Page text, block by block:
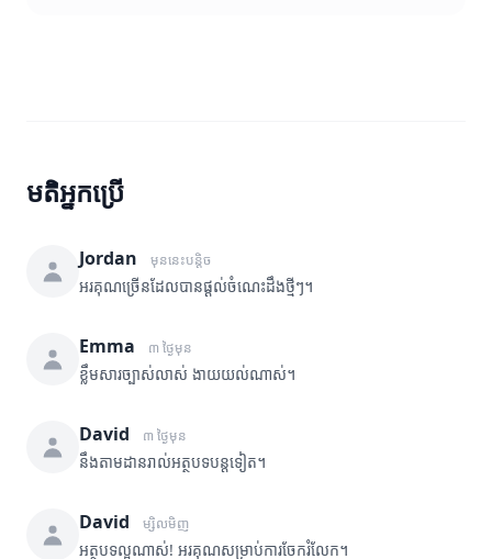
មតិអ្នកប្រើ
Jordan មុននេះបន្តិច
អរគុណច្រើនដែលបានផ្តល់ចំណេះដឹងថ្មីៗ។
Emma ៣ ថ្ងៃមុន
ខ្លឹមសារច្បាស់លាស់ ងាយយល់ណាស់។
David ៣ ថ្ងៃមុន
នឹងតាមដានរាល់អត្ថបទបន្តទៀត។
David ម្សិលមិញ
អត្ថបទល្អណាស់! អរគុណសម្រាប់ការចែករំលែក។